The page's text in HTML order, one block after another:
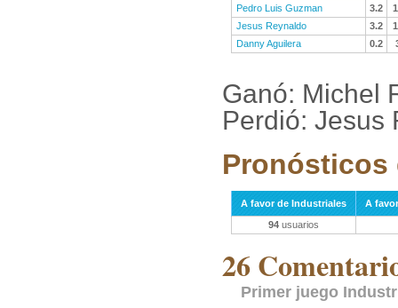
Pedro Luis Guzman
3.2
Jesus Reynaldo
3.2
Danny Aguilera
0.2
Ganó: Michel
Perdió: Jesus
Pronósticos
A favor de Industriales
A
94 usuarios
26
Primer juego